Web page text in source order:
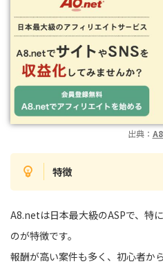
出典：
特徴
A8.netは日本最大級のASPで、特
のが特徴です。
報酬が高い案件も多く、初心者か